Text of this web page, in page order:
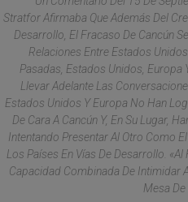
Stratfor Afirmaba Que Además Del
Desarrollo, El Fracaso De Cancún
Relaciones Entre Estados
Pasadas, Estados Unidos, Europa
Llevar Adelante Las
Estados Unidos Y Europa No Han
De Cara A Cancún Y, En Su Lugar,
Intentando Presentar Al Otro Como
Los Países En Vías De Desarrollo.
Capacidad Combinada De Intimidar
Mesa